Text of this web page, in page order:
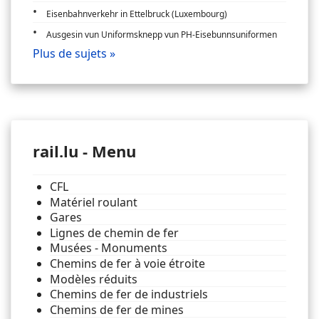
Eisenbahnverkehr in Ettelbruck (Luxembourg)
Ausgesin vun Uniformsknepp vun PH-Eisebunnsuniformen
Plus de sujets »
rail.lu - Menu
CFL
Matériel roulant
Gares
Lignes de chemin de fer
Musées - Monuments
Chemins de fer à voie étroite
Modèles réduits
Chemins de fer de industriels
Chemins de fer de mines